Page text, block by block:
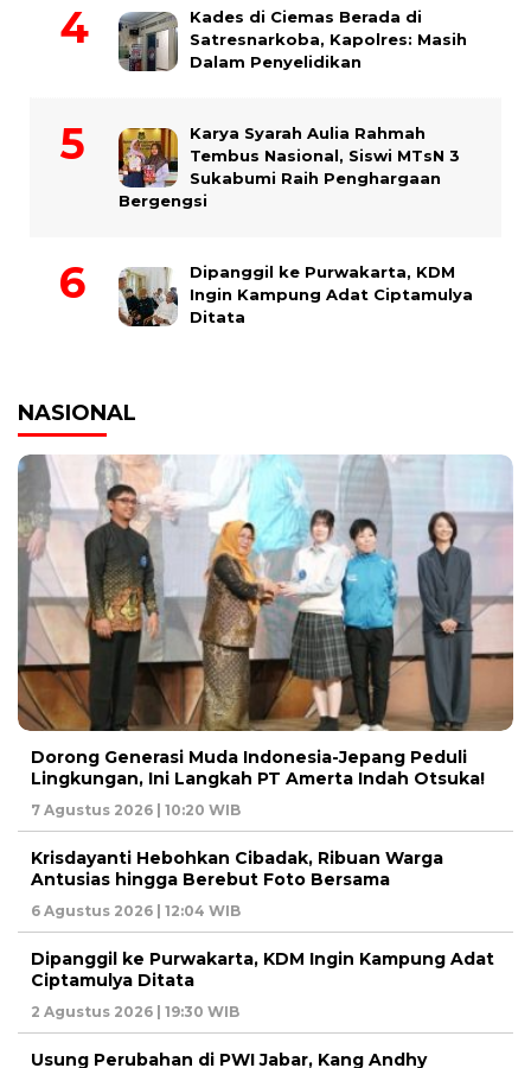
Kades di Ciemas Berada di
Satresnarkoba, Kapolres: Masih
Dalam Penyelidikan
Karya Syarah Aulia Rahmah
Tembus Nasional, Siswi MTsN 3
Sukabumi Raih Penghargaan
Bergengsi
Dipanggil ke Purwakarta, KDM
Ingin Kampung Adat Ciptamulya
Ditata
NASIONAL
Dorong Generasi Muda Indonesia-Jepang Peduli
Lingkungan, Ini Langkah PT Amerta Indah Otsuka!
7 Agustus 2026 | 10:20 WIB
Krisdayanti Hebohkan Cibadak, Ribuan Warga
Antusias hingga Berebut Foto Bersama
6 Agustus 2026 | 12:04 WIB
Dipanggil ke Purwakarta, KDM Ingin Kampung Adat
Ciptamulya Ditata
2 Agustus 2026 | 19:30 WIB
Usung Perubahan di PWI Jabar, Kang Andhy